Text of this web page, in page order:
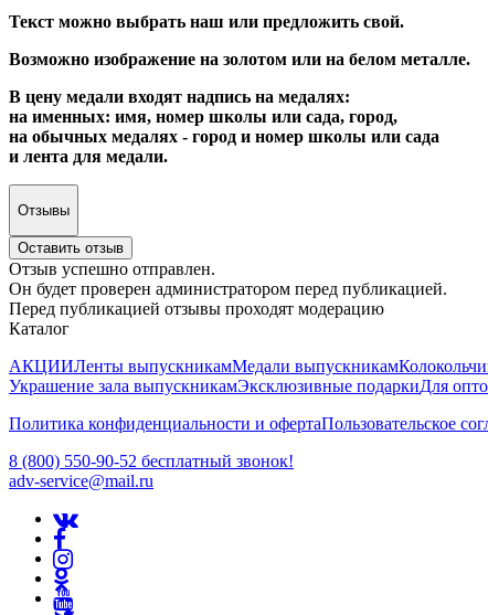
Текст можно выбрать наш или предложить свой.
Возможно изображение на золотом или на белом металле.
В цену медали входят надпись на медалях:
на именных: имя, номер школы или сада, город,
на обычных медалях - город и номер школы или сада
и лента для медали.
Отзывы
Оставить отзыв
Отзыв успешно отправлен.
Он будет проверен администратором перед публикацией.
Перед публикацией отзывы проходят модерацию
Каталог
АКЦИИЛенты выпускникамМедали выпускникам
Украшение зала выпускникамЭксклюзивные подаркиДля
Политика конфиденциальности и офертаПользовательское
8 (800) 550-90-52 бесплатный звонок!
adv-service@mail.ru